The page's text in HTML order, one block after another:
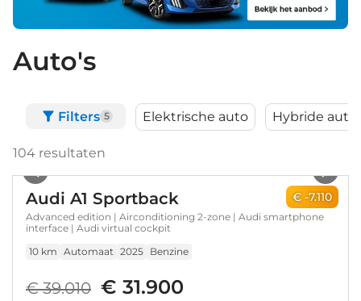
Auto's
Filters 5 Elektrische auto Hybride auto
104 resultaten
€ -7.110
Audi A1 Sportback
Advanced edition | Airconditioning 2-zone | Audi smartphone
interface | Audi virtual cockpit
10 km Automaat 2025 Benzine
€ 39.010 € 31.900